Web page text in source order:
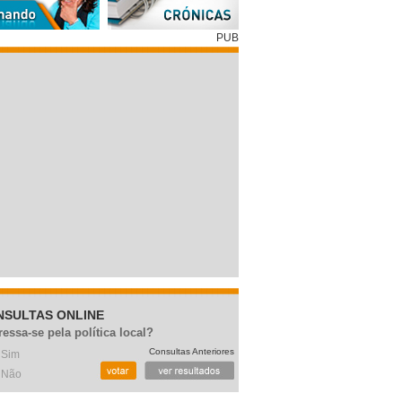
PUB
ONLINE
se pela política local?
Sim
Não
Consultas Anteriores